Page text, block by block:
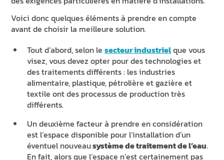
Voici donc quelques éléments à prendre en compte
avant de choisir la meilleure solution.
Tout d’abord, selon lesecteur industrielque vous
visez, vous devez opter pour des technologies et
des traitements différents : les industries
alimentaire, plastique, pétrolière et gazière et
textile ont des processus de production très
différents.
Un deuxième facteur à prendre en considération
est l’espace disponible pour l’installation d’un
éventuel nouveausystème de traitement de l’eau.
En fait, alors que l’espace n’est certainement pas